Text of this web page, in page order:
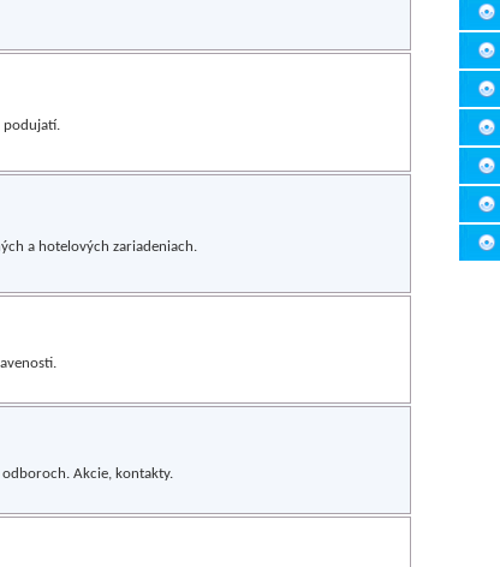
podujatí.
a hotelových zariadeniach.
odboroch. Akcie, kontakty.